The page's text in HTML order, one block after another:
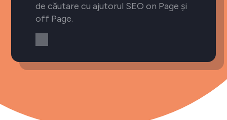
de căutare cu ajutorul SEO on Page și
off Page.